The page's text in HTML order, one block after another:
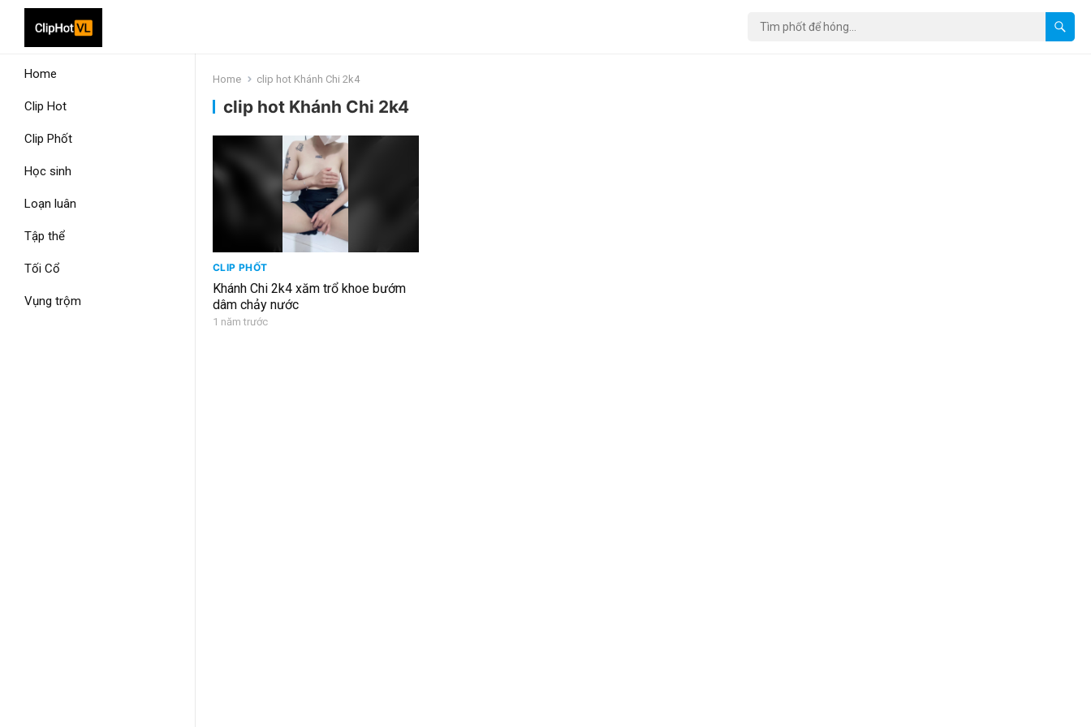
Home
Clip Hot
Clip Phốt
Học sinh
Loạn luân
Tập thể
Tối Cổ
Vụng trộm
Home clip hot Khánh Chi 2k4
clip hot Khánh Chi 2k4
CLIP PHỐT
Khánh Chi 2k4 xăm trổ khoe bướm
dâm chảy nước
1 năm trước